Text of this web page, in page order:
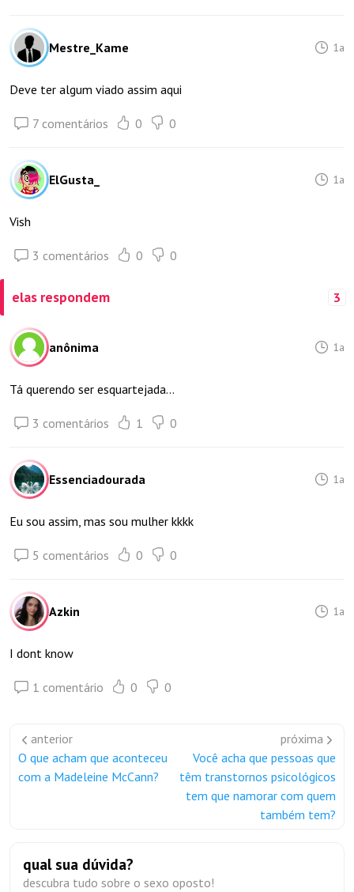
Mestre_Kame 1a
Deve ter algum viado assim aqui
7 comentários 0 0
ElGusta_ 1a
Vish
3 comentários 0 0
elas respondem 3
anônima 1a
Tá querendo ser esquartejada...
3 comentários 1 0
Essenciadourada 1a
Eu sou assim, mas sou mulher kkkk
5 comentários 0 0
Azkin 1a
I dont know
1 comentário 0 0
anterior
O que acham que aconteceu
com a Madeleine McCann?
próxima
Você acha que pessoas que
têm transtornos psicológicos
tem que namorar com quem
também tem?
qual sua dúvida?
descubra tudo sobre o sexo oposto!